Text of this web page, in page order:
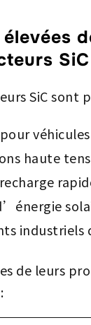
SiC
SiC sont
haute
industriels
de leurs